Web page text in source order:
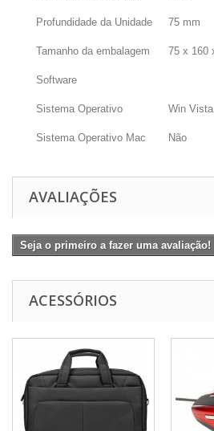
Profundidade da Unidade 75 mm
Tamanho da embalagem 75 x 160
Software
Sistema Operativo Win
Sistema Operativo Mac Não
AVALIAÇÕES
Seja o primeiro a fazer uma avaliação!
ACESSÓRIOS